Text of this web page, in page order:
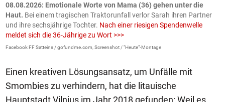
08.08.2026: Emotionale Worte von Mama (36) gehen unter die
Haut. Bei einem tragischen Traktorunfall verlor Sarah ihren Partner
und ihre sechsjährige Tochter. Nach einer riesigen Spendenwelle
meldet sich die 36-Jährige zu Wort >>>
Facebook FF Satteins / gofundme.com, Screenshot / "Heute"-Montage
Einen kreativen Lösungsansatz, um Unfälle mit
Smombies zu verhindern, hat die litauische
Hauptstadt Vilnius im Jahr 2018 gefunden: Weil es